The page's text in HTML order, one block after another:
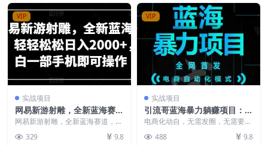
VIP
实战项目
网易新游射雕，全新蓝海赛
道，轻轻松松日入2000+，小
白一部手机即可操作【揭秘】
网易新游射雕，全新蓝海赛道，轻
即可操作【揭秘】...
329 9.8
VIP
实战项目
引流哥蓝海暴力躺赚项目：无
需发圈无需引流无需售后，每
单赚50-500（教程+线报群)
​电商化‍动‍自‬‬，‌‌无需发圈，无需要引
作，...
488 9.8